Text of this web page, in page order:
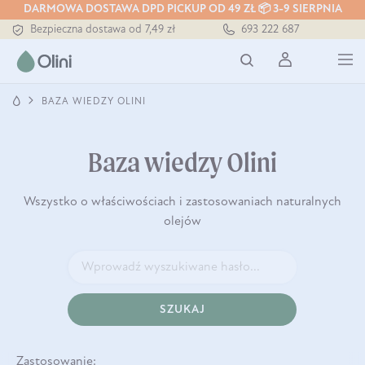
DARMOWA DOSTAWA DPD PICKUP OD 49 ZŁ 📦 3-9 SIERPNIA
Tłoczony zawsze na zimno
Bezpieczna dostawa od 7,49 zł
Tłoczony zawsze na zimno
693 222 687
BAZA WIEDZY OLINI
Baza wiedzy Olini
Wszystko o właściwościach i zastosowaniach naturalnych
olejów
SZUKAJ
Zastosowanie: